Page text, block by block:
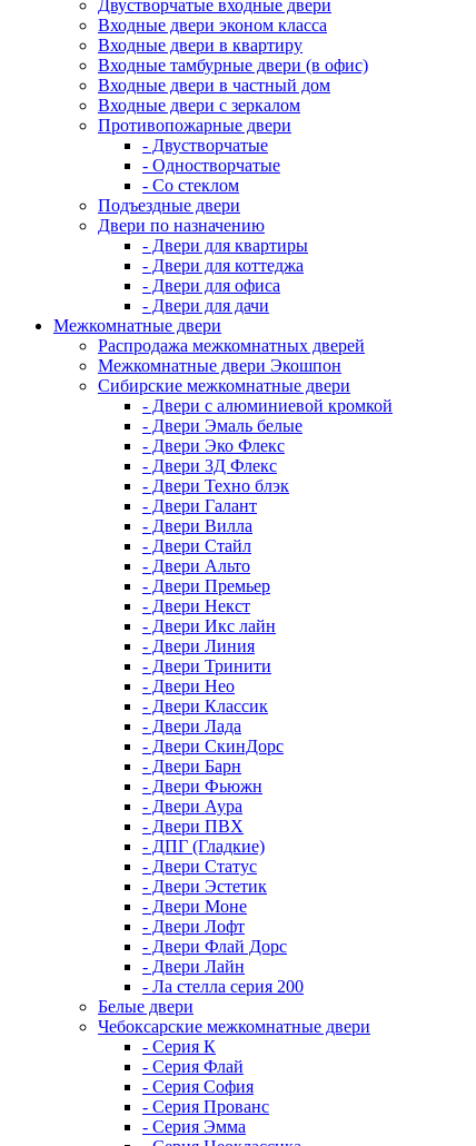
Двустворчатые входные двери
Входные двери эконом класса
Входные двери в квартиру
Входные тамбурные двери (в офис)
Входные двери в частный дом
Входные двери с зеркалом
Противопожарные двери
- Двустворчатые
- Одностворчатые
- Со стеклом
Подъездные двери
Двери по назначению
- Двери для квартиры
- Двери для коттеджа
- Двери для офиса
- Двери для дачи
Межкомнатные двери
Распродажа межкомнатных дверей
Межкомнатные двери Экошпон
Сибирские межкомнатные двери
- Двери с алюминиевой кромкой
- Двери Эмаль белые
- Двери Эко Флекс
- Двери 3Д Флекс
- Двери Техно блэк
- Двери Галант
- Двери Вилла
- Двери Стайл
- Двери Альто
- Двери Премьер
- Двери Некст
- Двери Икс лайн
- Двери Линия
- Двери Тринити
- Двери Нео
- Двери Классик
- Двери Лада
- Двери СкинДорс
- Двери Барн
- Двери Фьюжн
- Двери Аура
- Двери ПВХ
- ДПГ (Гладкие)
- Двери Статус
- Двери Эстетик
- Двери Моне
- Двери Лофт
- Двери Флай Дорс
- Двери Лайн
- Ла стелла серия 200
Белые двери
Чебоксарские межкомнатные двери
- Серия К
- Серия Флай
- Серия София
- Серия Прованс
- Серия Эмма